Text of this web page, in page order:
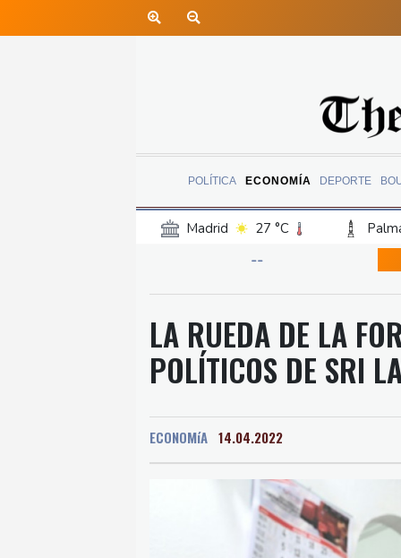
POLÍTICA ECONOMÍA DEPORTE
Madrid 27 °C
Canary Islands
Havana
23 °C
Rio de Janeiro
23 °C
Oaxaca
17 °C
Mexico City
26 °C
Panama City
24 °C
--
LA RUEDA DE LA
POLÍTICOS DE SRI
ECONOMíA 14.04.2022